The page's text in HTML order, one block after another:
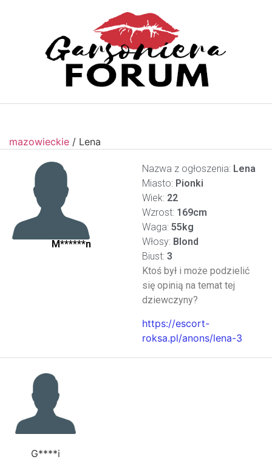
mazowieckie / Lena
M******n
Nazwa z ogłoszenia: Lena
Miasto: Pionki
Wiek: 22
Wzrost: 169cm
Waga: 55kg
Włosy: Blond
Biust: 3
Ktoś był i może podzielić
się opinią na temat tej
dziewczyny?
https://escort-
roksa.pl/anons/lena-3
G****i